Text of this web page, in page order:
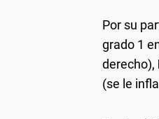
Por su
grado 1
derecho),
(se le